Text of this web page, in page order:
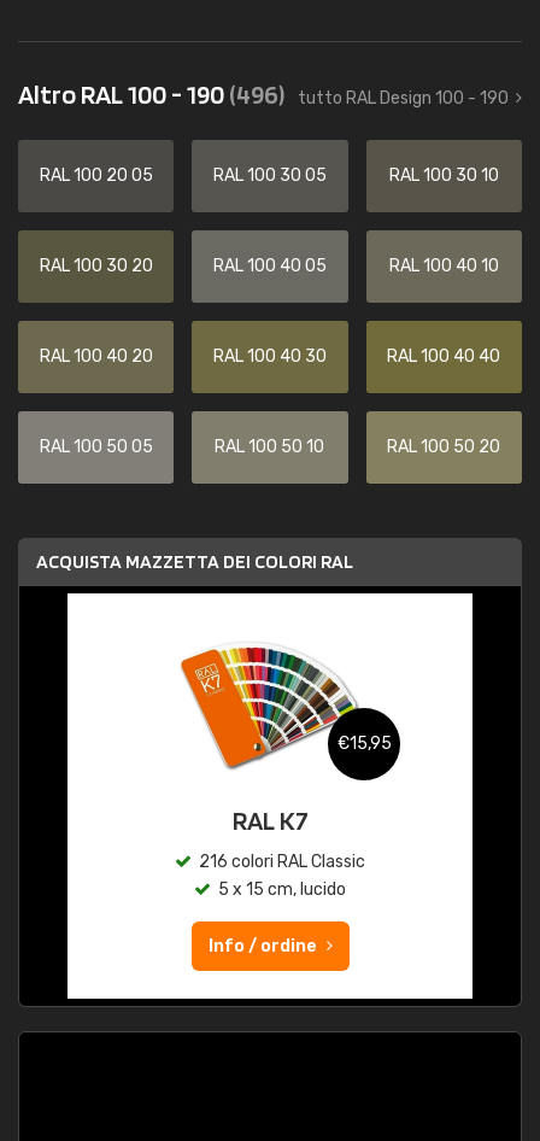
Altro RAL 100 - 190(496) tutto RAL Design 100 - 190
RAL 100 20 05 RAL 100 30 05 RAL 100 30 10
RAL 100 30 20 RAL 100 40 05 RAL 100 40 10
RAL 100 40 20 RAL 100 40 30 RAL 100 40 40
RAL 100 50 05 RAL 100 50 10 RAL 100 50 20
ACQUISTA MAZZETTA DEI COLORI RAL
€15,95
RAL K7
216 colori RAL Classic
5 x 15 cm, lucido
Info / ordine